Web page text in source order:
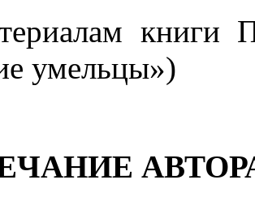
книги
умельцы»)